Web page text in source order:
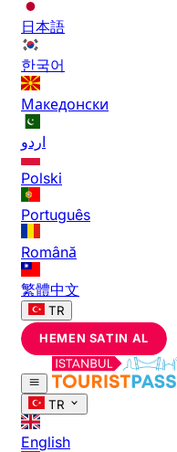
日本語
한국어
Македонски
اردو
Polski
Português
Română
繁體中文
TR
HEMEN SATIN AL
TR
English